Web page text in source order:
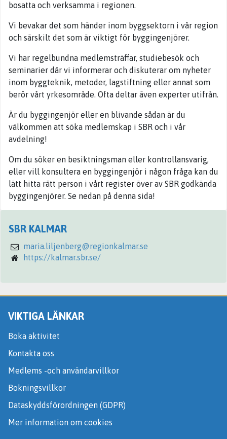
SBR KALMAR
maria.liljenberg@regionkalmar.se
https://kalmar.sbr.se/
bosatta och verksamma i regionen.
Vi bevakar det som händer inom byggsektorn i vår region
och särskilt det som är viktigt för byggingenjörer.
Vi har regelbundna medlemsträffar, studiebesök och
seminarier där vi informerar och diskuterar om nyheter
inom byggteknik, metoder, lagstiftning eller annat som
berör vårt yrkesområde. Ofta deltar även experter utifrån.
Är du byggingenjör eller en blivande sådan är du
välkommen att söka medlemskap i SBR och i vår
avdelning!
Om du söker en besiktningsman eller kontrollansvarig,
eller vill konsultera en byggingenjör i någon fråga kan du
lätt hitta rätt person i vårt register över av SBR godkända
byggingenjörer. Se nedan på denna sida!
VIKTIGA LÄNKAR
Boka aktivitet
Kontakta oss
Medlems -och användarvillkor
Bokningsvillkor
Dataskyddsförordningen (GDPR)
Mer information om cookies